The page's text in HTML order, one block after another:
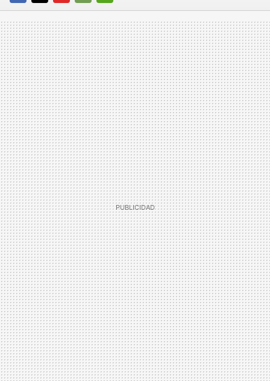
FACEBOOK
TWITTERFLIPBOARD
E-
MAIL
WHATSAPP